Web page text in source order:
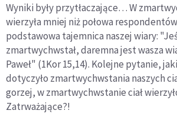
Wyniki były przytłaczające… W
wierzyła mniej niż połowa
podstawowa tajemnica naszej wiary:
zmartwychwstał, daremna jest wasza
Paweł" (1Kor 15,14). Kolejne pytanie,
dotyczyło zmartwychwstania naszych
gorzej, w zmartwychwstanie ciał
Zatrważające?!